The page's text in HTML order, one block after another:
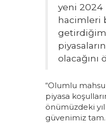
yeni 2024
hacimleri
olacağını
“Olumlu
piyasa
önümüzdeki
güvenimiz